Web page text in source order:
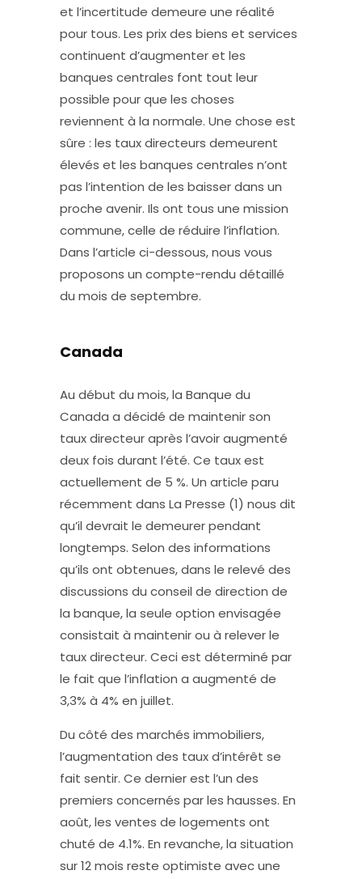
et l’incertitude demeure une réalité
pour tous. Les prix des biens et services
continuent d’augmenter et les
banques centrales font tout leur
possible pour que les choses
reviennent à la normale. Une chose est
sûre : les taux directeurs demeurent
élevés et les banques centrales n’ont
pas l’intention de les baisser dans un
proche avenir. Ils ont tous une mission
commune, celle de réduire l’inflation.
Dans l’article ci-dessous, nous vous
proposons un compte-rendu détaillé
du mois de septembre.
Canada
Au début du mois, la Banque du
Canada a décidé de maintenir son
taux directeur après l’avoir augmenté
deux fois durant l’été. Ce taux est
actuellement de 5 %. Un article paru
récemment dans La Presse (1) nous dit
qu’il devrait le demeurer pendant
longtemps. Selon des informations
qu’ils ont obtenues, dans le relevé des
discussions du conseil de direction de
la banque, la seule option envisagée
consistait à maintenir ou à relever le
taux directeur. Ceci est déterminé par
le fait que l’inflation a augmenté de
3,3% à 4% en juillet.
Du côté des marchés immobiliers,
l’augmentation des taux d’intérêt se
fait sentir. Ce dernier est l’un des
premiers concernés par les hausses. En
août, les ventes de logements ont
chuté de 4.1%. En revanche, la situation
sur 12 mois reste optimiste avec une